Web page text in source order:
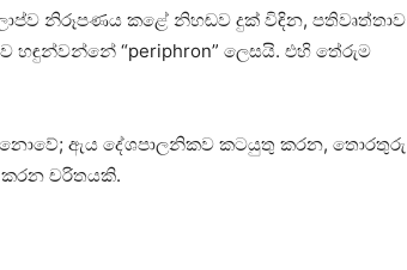
නිරූපණය කළේ නිහඬව දුක් විඳින, පතිවෘත්තාව
“periphron” ලෙසයි. එහි තේරුම
ඇය දේශපාලනිකව කටයුතු කරන, තොරතුරු
කරන චරිතයකි.